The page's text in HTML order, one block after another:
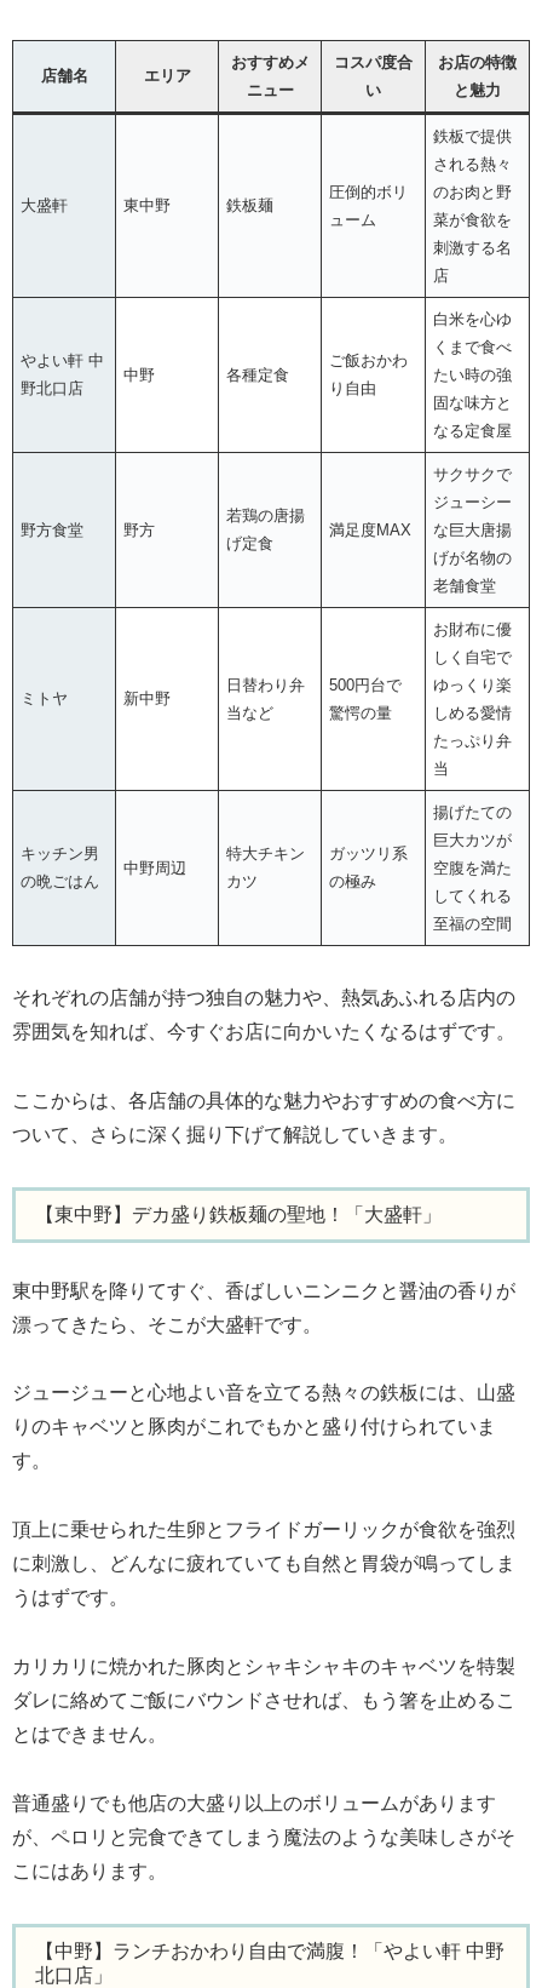
店舗名 エリア
おすすめメ
ニュー
コスパ度合
い
お店の特徴
と魅力
大盛軒 東中野 鉄板麺
圧倒的ボリ
ューム
鉄板で提供
される熱々
のお肉と野
菜が食欲を
刺激する名
店
やよい軒 中
野北口店
中野 各種定食
ご飯おかわ
り自由
白米を心ゆ
くまで食べ
たい時の強
固な味方と
なる定食屋
野方食堂 野方
若鶏の唐揚
げ定食
満足度MAX
サクサクで
ジューシー
な巨大唐揚
げが名物の
老舗食堂
ミトヤ 新中野
日替わり弁
当など
500円台で
驚愕の量
お財布に優
しく自宅で
ゆっくり楽
しめる愛情
たっぷり弁
当
キッチン男
の晩ごはん
中野周辺
特大チキン
カツ
ガッツリ系
の極み
揚げたての
巨大カツが
空腹を満た
してくれる
至福の空間
それぞれの店舗が持つ独自の魅力や、熱気あふれる店内の
雰囲気を知れば、今すぐお店に向かいたくなるはずです。
ここからは、各店舗の具体的な魅力やおすすめの食べ方に
ついて、さらに深く掘り下げて解説していきます。
【東中野】デカ盛り鉄板麺の聖地！「大盛軒」
東中野駅を降りてすぐ、香ばしいニンニクと醤油の香りが
漂ってきたら、そこが大盛軒です。
ジュージューと心地よい音を立てる熱々の鉄板には、山盛
りのキャベツと豚肉がこれでもかと盛り付けられていま
す。
頂上に乗せられた生卵とフライドガーリックが食欲を強烈
に刺激し、どんなに疲れていても自然と胃袋が鳴ってしま
うはずです。
カリカリに焼かれた豚肉とシャキシャキのキャベツを特製
ダレに絡めてご飯にバウンドさせれば、もう箸を止めるこ
とはできません。
普通盛りでも他店の大盛り以上のボリュームがあります
が、ペロリと完食できてしまう魔法のような美味しさがそ
こにはあります。
【中野】ランチおかわり自由で満腹！「やよい軒 中野
北口店」